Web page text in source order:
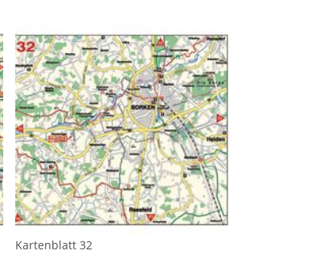
Kartenblatt 32